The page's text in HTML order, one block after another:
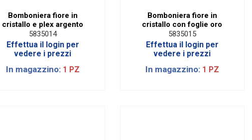
Bomboniera fiore in
cristallo e plex argento
5835014
Effettua il login per
vedere i prezzi
In magazzino: 1 PZ
Bomboniera fiore in
cristallo con foglie oro
5835015
Effettua il login per
vedere i prezzi
In magazzino: 1 PZ